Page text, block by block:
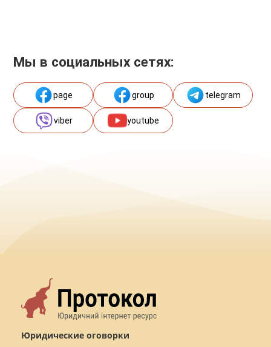
Мы в социальных сетях:
page group telegram
viber youtube
Юридические оговорки